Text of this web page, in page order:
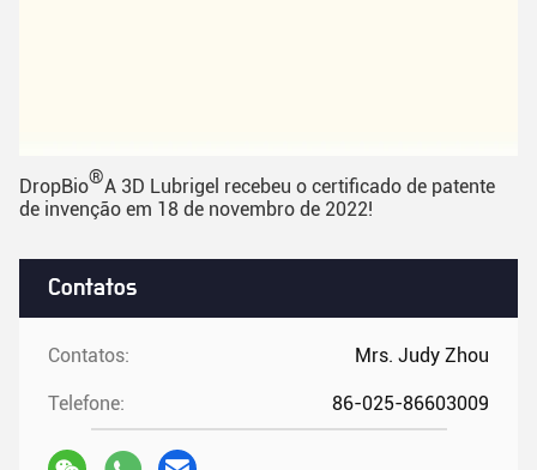
Contatos
Contatos: Mrs. Judy Zhou
Telefone: 86-025-86603009
DropBio®A 3D Lubrigel recebeu o certificado de patente
de invenção em 18 de novembro de 2022!